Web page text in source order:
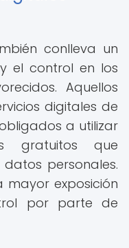
conlleva un
el control en los
Aquellos
digitales de
a utilizar
gratuitos que
personales.
mayor exposición
por parte de